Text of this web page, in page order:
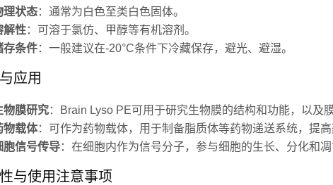
理状态：通常为白色至类白色固体。
解性：可溶于氯仿、甲醇等有机溶剂。
存条件：一般建议在-20°C条件下冷藏保存，避光、避湿。
应用
物膜研究：Brain Lyso PE可用于研究生物膜的结构和功能，以及
物载体：可作为药物载体，用于制备脂质体等药物递送系统，提高
胞信号传导：在细胞内作为信号分子，参与细胞的生长、分化和凋
与使用注意事项